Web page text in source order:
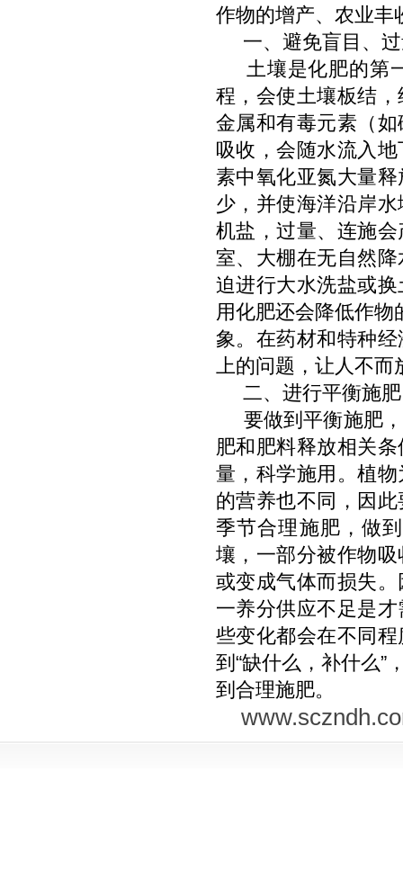
作物的增产、农业丰
一、避免盲目、过
土壤是化肥的第
程，会使土壤板结
金属和有毒元素（
吸收，会随水流入
素中氧化亚氮大量
少，并使海洋沿岸
机盐，过量、连施
室、大棚在无自然
迫进行大水洗盐或
用化肥还会降低作物
象。在药材和特种
上的问题，让人不而
二、进行平衡施肥
要做到平衡施肥，
肥和肥料释放相关
量，科学施用。植
的营养也不同，因
季节合理施肥，做
壤，一部分被作物
或变成气体而损失
一养分供应不足是
些变化都会在不同
到“缺什么，补什么”
到合理施肥。